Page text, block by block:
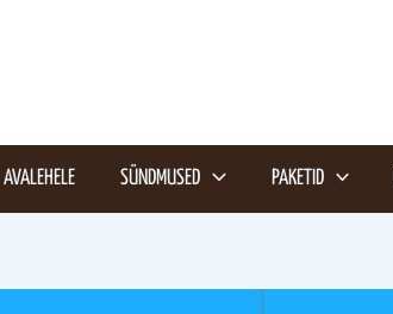
AVALEHELE SÜNDMUSED PAKETID